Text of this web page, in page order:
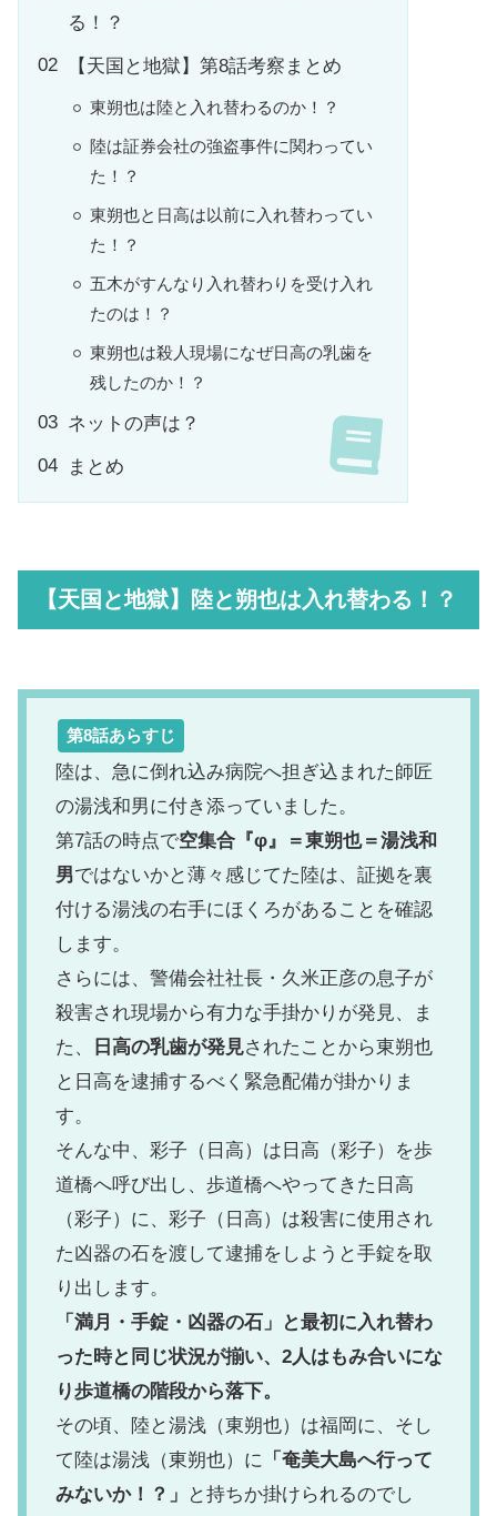
る！？
【天国と地獄】第8話考察まとめ
東朔也は陸と入れ替わるのか！？
陸は証券会社の強盗事件に関わってい
た！？
東朔也と日高は以前に入れ替わってい
た！？
五木がすんなり入れ替わりを受け入れ
たのは！？
東朔也は殺人現場になぜ日高の乳歯を
残したのか！？
ネットの声は？
まとめ
【天国と地獄】陸と朔也は入れ替わる！？
第8話あらすじ
陸は、急に倒れ込み病院へ担ぎ込まれた師匠
の湯浅和男に付き添っていました。
第7話の時点で空集合『φ』＝東朔也＝湯浅和
男ではないかと薄々感じてた陸は、証拠を裏
付ける湯浅の右手にほくろがあることを確認
します。
さらには、警備会社社長・久米正彦の息子が
殺害され現場から有力な手掛かりが発見、ま
た、
日高の乳歯が発見されたことから東朔也
と日高を逮捕するべく緊急配備が掛かりま
す。
そんな中、彩子（日高）は日高（彩子）を歩
道橋へ呼び出し、歩道橋へやってきた日高
（彩子）に、彩子（日高）は殺害に使用され
た凶器の石を渡して逮捕をしようと手錠を取
り出します。
「満月・手錠・凶器の石」と最初に入れ替わ
った時と同じ状況が揃い、2人はもみ合いにな
り歩道橋の階段から落下。
その頃、陸と湯浅（東朔也）は福岡に、そし
て陸は湯浅（東朔也）に 「奄美大島へ行って
みないか！？」
と持ちか掛けられるのでし